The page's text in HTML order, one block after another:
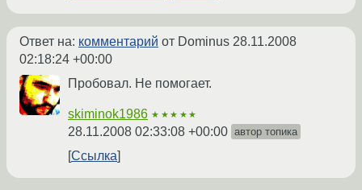
Ответ на: комментарий от Dominus 28.11.2008
02:18:24 +00:00
Пробовал. Не помогает.
skiminok1986 ★★★★★
28.11.2008 02:33:08 +00:00 автор топика
Ссылка